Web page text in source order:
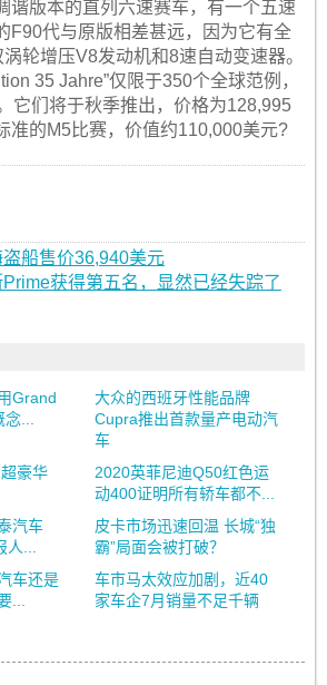
谐版本的直列六速赛车，有一个五速
F90代与原版相差甚远，因为它有全
轮增压V8发动机和8速自动变速器。
35 Jahre”仅限于350个全球范例，
它们将于秋季推出，价格为128,995
准的M5比赛，价值约110,000美元?
船售价36,940美元
获得第五名，显然已经失踪了
Grand
...
大众的西班牙性能品牌
Cupra推出首款量产电动汽
车
豪华
2020英菲尼迪Q50红色运
动400证明所有轿车都不...
汽车
...
皮卡市场迅速回温 长城“独
霸”局面会被打破？
车还是
...
车市马太效应加剧，近40
家车企7月销量不足千辆